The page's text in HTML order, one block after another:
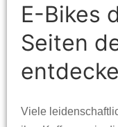
E-Bikes
Seiten
Viele